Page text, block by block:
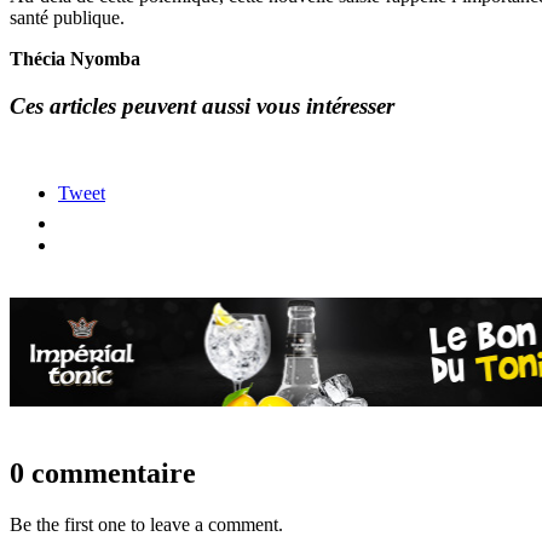
santé publique.
Thécia Nyomba
Ces articles peuvent aussi vous intéresser
Tweet
0 commentaire
Be the first one to leave a comment.